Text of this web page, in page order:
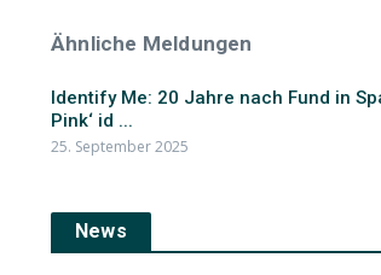
Ähnliche Meldungen
Identify Me: 20 Jahre nach Fund in
Pink‘ id ...
25. September 2025
News